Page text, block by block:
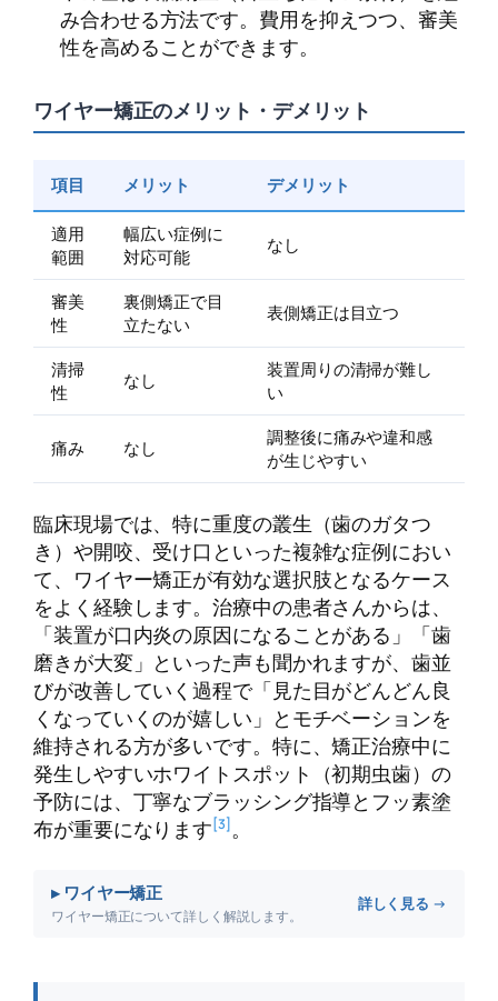
み合わせる方法です。費用を抑えつつ、審美
性を高めることができます。
ワイヤー矯正のメリット・デメリット
項目 メリット デメリット
適用
範囲
幅広い症例に
対応可能
なし
審美
性
裏側矯正で目
立たない
表側矯正は目立つ
清掃
性
なし
装置周りの清掃が難し
い
痛み なし
調整後に痛みや違和感
が生じやすい
臨床現場では、特に重度の叢生（歯のガタつ
き）や開咬、受け口といった複雑な症例におい
て、ワイヤー矯正が有効な選択肢となるケース
をよく経験します。治療中の患者さんからは、
「装置が口内炎の原因になることがある」「歯
磨きが大変」といった声も聞かれますが、歯並
びが改善していく過程で「見た目がどんどん良
くなっていくのが嬉しい」とモチベーションを
維持される方が多いです。特に、矯正治療中に
発生しやすいホワイトスポット（初期虫歯）の
予防には、丁寧なブラッシング指導とフッ素塗
布が重要になります[3]。
▸ ワイヤー矯正
ワイヤー矯正について詳しく解説します。
詳しく見る →